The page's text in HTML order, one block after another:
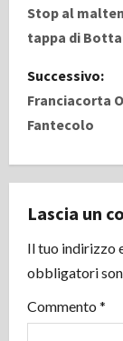
a
i
g
a
z
i
o
n
Stop al
tappa di
Successivo:
Franciacorta
Fantecolo
Lascia un
Il tuo indirizzo
obbligatori
Commento *